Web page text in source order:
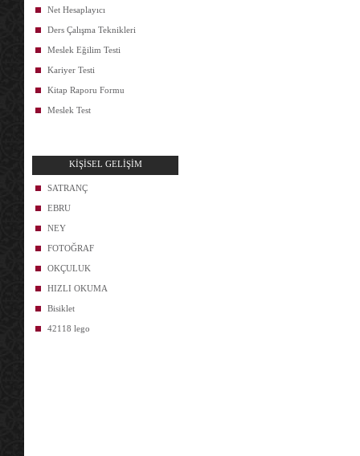
Net Hesaplayıcı
Ders Çalışma Teknikleri
Meslek Eğilim Testi
Kariyer Testi
Kitap Raporu Formu
Meslek Test
KİŞİSEL GELİŞİM
SATRANÇ
EBRU
NEY
FOTOĞRAF
OKÇULUK
HIZLI OKUMA
Bisiklet
42118 lego